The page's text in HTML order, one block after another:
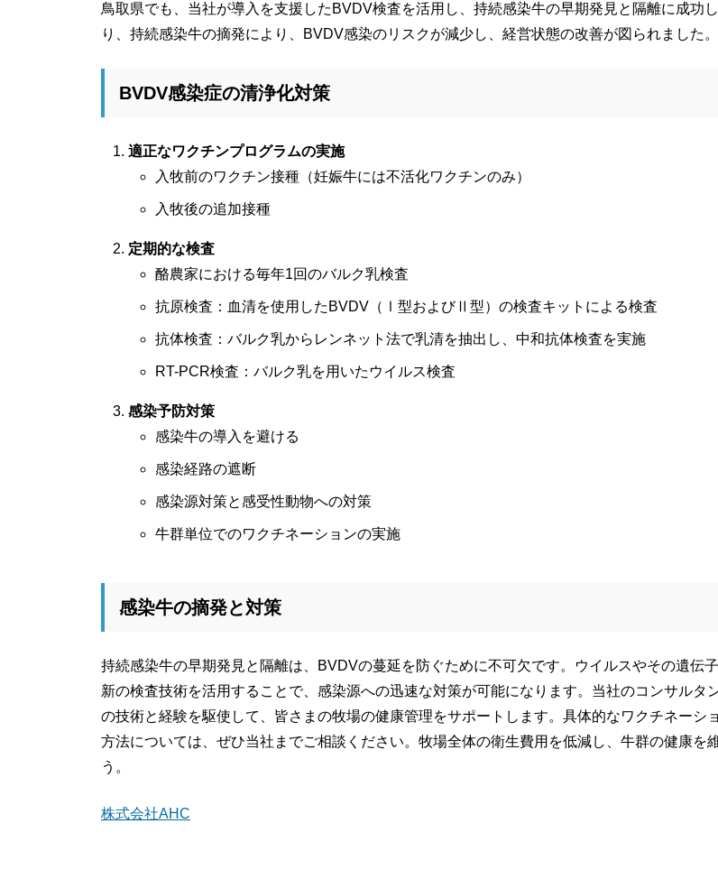
鳥取県でも、当社が導入を支援したBVDV検査を活用し、持続感染牛の早期発見と隔離に成功
り、持続感染牛の摘発により、BVDV感染のリスクが減少し、経営状態の改善が図られました。
BVDV感染症の清浄化対策
適正なワクチンプログラムの実施
入牧前のワクチン接種（妊娠牛には不活化ワクチンのみ）
入牧後の追加接種
定期的な検査
酪農家における毎年1回のバルク乳検査
抗原検査：血清を使用したBVDV（Ⅰ型およびⅡ型）の検査キットによる検査
抗体検査：バルク乳からレンネット法で乳清を抽出し、中和抗体検査を実施
RT-PCR検査：バルク乳を用いたウイルス検査
感染予防対策
感染牛の導入を避ける
感染経路の遮断
感染源対策と感受性動物への対策
牛群単位でのワクチネーションの実施
感染牛の摘発と対策
持続感染牛の早期発見と隔離は、BVDVの蔓延を防ぐために不可欠です。ウイルスやその遺伝
新の検査技術を活用することで、感染源への迅速な対策が可能になります。当社のコンサルタ
の技術と経験を駆使して、皆さまの牧場の健康管理をサポートします。具体的なワクチネーシ
方法については、ぜひ当社までご相談ください。牧場全体の衛生費用を低減し、牛群の健康を
う。
株式会社AHC